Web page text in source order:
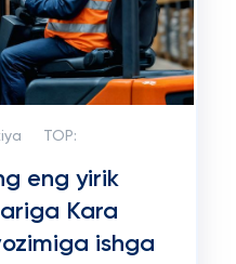
TOP:
eng yirik
Kara
ishga